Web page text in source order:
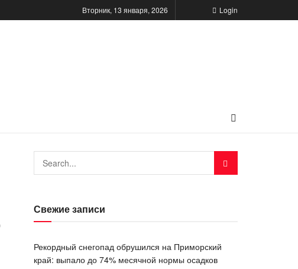
Вторник, 13 января, 2026 Login
Свежие записи
Рекордный снегопад обрушился на Приморский
край: выпало до 74% месячной нормы осадков